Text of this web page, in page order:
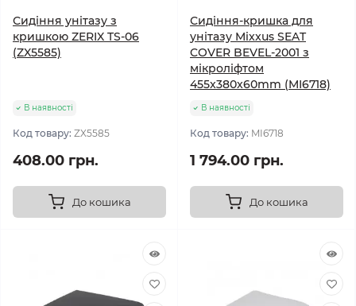
Сидіння унітазу з
кришкою ZERIX TS-06
(ZX5585)
В наявності
Код товару: ZX5585
408.00 грн.
До кошика
Сидіння-кришка для
унітазу Mixxus SEAT
COVER BEVEL-2001 з
мікроліфтом
455x380x60mm (MI6718)
В наявності
Код товару: MI6718
1 794.00 грн.
До кошика